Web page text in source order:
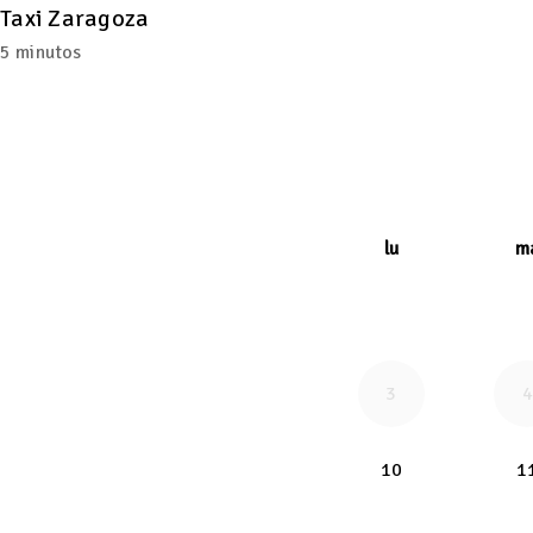
Taxi Zaragoza
5 minutos
lu
3 4
10 lunes 2026-08-